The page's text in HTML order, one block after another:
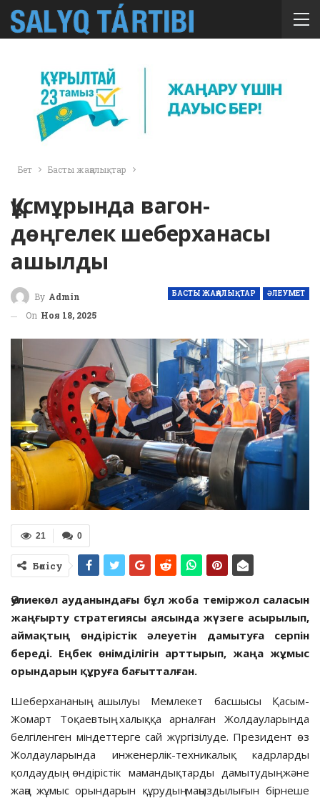
Бет Басты жаңалықтар
Құсмұрында вагон-
дөңгелек шеберханасы
ашылды
БАСТЫ ЖАҢАЛЫҚТАР ӘЛЕУМЕТ
By Admin
On Ноя 18, 2025
0
21
Бөлісу
Әулиекөл ауданындағы бұл жоба теміржол саласын
жаңғырту стратегиясы аясында жүзеге асырылып,
аймақтың өндірістік әлеуетін дамытуға серпін
береді. Еңбек өнімділігін арттырып, жаңа жұмыс
орындарын құруға бағытталған.
Шеберхананың ашылуы Мемлекет басшысы Қасым-
Жомарт Тоқаевтың халыққа арналған Жолдауларында
белгіленген міндеттерге сай жүргізілуде. Президент өз
Жолдауларында инженерлік-техникалық кадрларды
қолдаудың, өндірістік мамандықтарды дамытудың және
жаңа жұмыс орындарын құрудың маңыздылығын бірнеше